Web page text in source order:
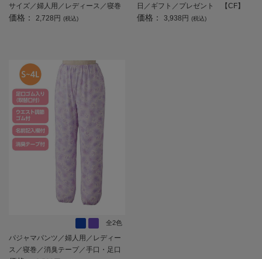
サイズ／婦人用／レディース／寝巻
／前開き／洗い替え／敬老の日／ギ
価格： 2,728円 (税込)
日／ギフト／プレゼント 【CF】
価格： 3,938円 (税込)
全2色
パジャマパンツ／婦人用／レディー
ス／寝巻／消臭テープ／手口・足口